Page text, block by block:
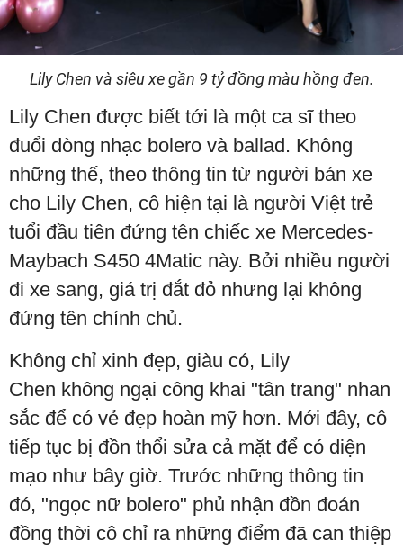
Lily Chen và siêu xe gần 9 tỷ đồng màu hồng đen.
Lily Chen được biết tới là một ca sĩ theo
đuổi dòng nhạc bolero và ballad. Không
những thế, theo thông tin từ người bán xe
cho Lily Chen, cô hiện tại là người Việt trẻ
tuổi đầu tiên đứng tên chiếc xe Mercedes-
Maybach S450 4Matic này. Bởi nhiều người
đi xe sang, giá trị đắt đỏ nhưng lại không
đứng tên chính chủ.
Không chỉ xinh đẹp, giàu có, Lily
Chen không ngại công khai "tân trang" nhan
sắc để có vẻ đẹp hoàn mỹ hơn. Mới đây, cô
tiếp tục bị đồn thổi sửa cả mặt để có diện
mạo như bây giờ. Trước những thông tin
đó, "ngọc nữ bolero" phủ nhận đồn đoán
đồng thời cô chỉ ra những điểm đã can thiệp